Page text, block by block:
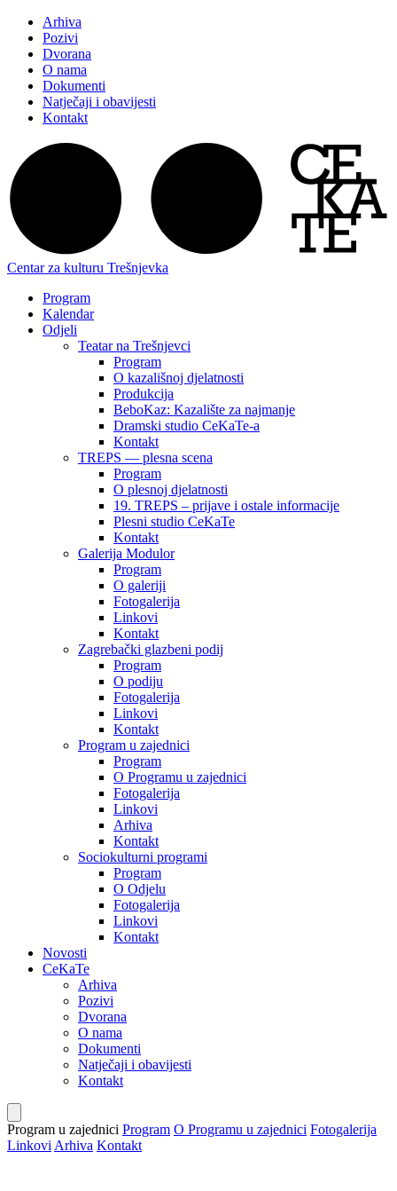
Arhiva
Pozivi
Dvorana
O nama
Dokumenti
Natječaji i obavijesti
Kontakt
Centar za kulturu Trešnjevka
Program
Kalendar
Odjeli
Teatar na Trešnjevci
Program
O kazališnoj djelatnosti
Produkcija
BeboKaz: Kazalište za najmanje
Dramski studio CeKaTe-a
Kontakt
TREPS — plesna scena
Program
O plesnoj djelatnosti
19. TREPS – prijave i ostale informacije
Plesni studio CeKaTe
Kontakt
Galerija Modulor
Program
O galeriji
Fotogalerija
Linkovi
Kontakt
Zagrebački glazbeni podij
Program
O podiju
Fotogalerija
Linkovi
Kontakt
Program u zajednici
Program
O Programu u zajednici
Fotogalerija
Linkovi
Arhiva
Kontakt
Sociokulturni programi
Program
O Odjelu
Fotogalerija
Linkovi
Kontakt
Novosti
CeKaTe
Arhiva
Pozivi
Dvorana
O nama
Dokumenti
Natječaji i obavijesti
Kontakt
Program u zajednici Program O Programu u zajednici Fotogalerija
Linkovi Arhiva Kontakt